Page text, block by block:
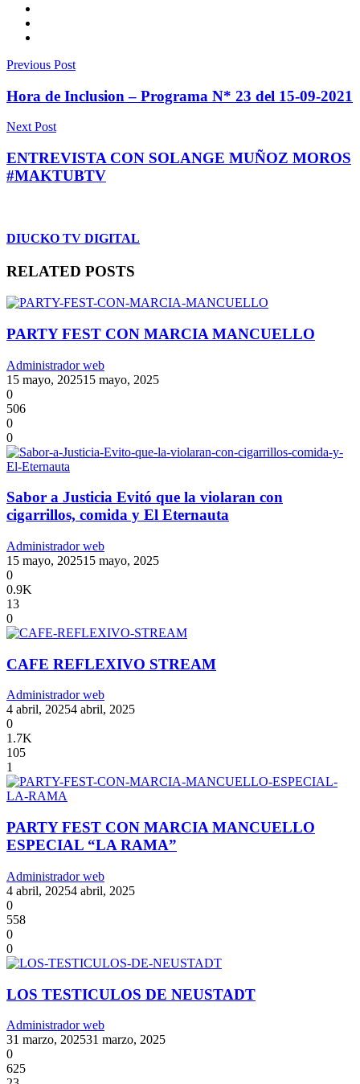
Previous Post
Hora de Inclusion – Programa N* 23 del 15-09-2021
Next Post
ENTREVISTA CON SOLANGE MUÑOZ MOROS
#MAKTUBTV
DIUCKO TV DIGITAL
RELATED POSTS
PARTY FEST CON MARCIA MANCUELLO
Administrador web
15 mayo, 202515 mayo, 2025
0
506
0
0
Sabor a Justicia Evitó que la violaran con
cigarrillos, comida y El Eternauta
Administrador web
15 mayo, 202515 mayo, 2025
0
0.9K
13
0
CAFE REFLEXIVO STREAM
Administrador web
4 abril, 20254 abril, 2025
0
1.7K
105
1
PARTY FEST CON MARCIA MANCUELLO
ESPECIAL “LA RAMA”
Administrador web
4 abril, 20254 abril, 2025
0
558
0
0
LOS TESTICULOS DE NEUSTADT
Administrador web
31 marzo, 202531 marzo, 2025
0
625